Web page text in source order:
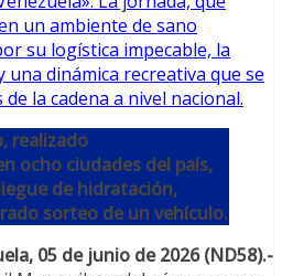
realizado
ocho ciudades del país,
de hidratación,
sorteo de un vehículo.
05 de junio de 2026 (ND58).-